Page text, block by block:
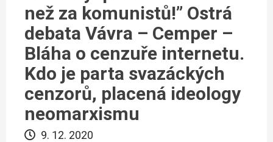
než za komunistů!” Ostrá
debata Vávra – Cemper –
Bláha o cenzuře internetu.
Kdo je parta svazáckých
cenzorů, placená ideology
neomarxismu
9. 12. 2020